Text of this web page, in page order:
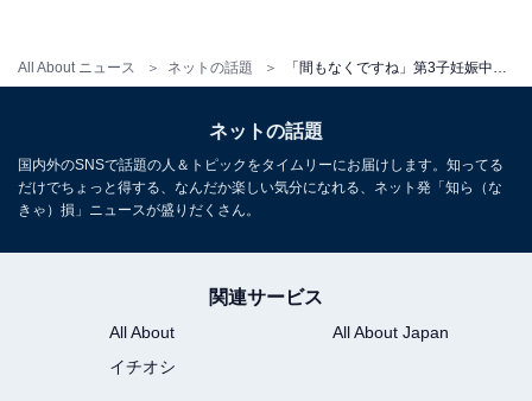
All About ニュース ネットの話題
ネットの話題
国内外のSNSで話題の人＆トピックをタイムリーにお届けします。知ってる
だけでちょっと得する、なんだか楽しい気分になれる、ネット発「知ら（な
きゃ）損」ニュースが盛りだくさん。
関連サービス
All About
All About Japan
イチオシ